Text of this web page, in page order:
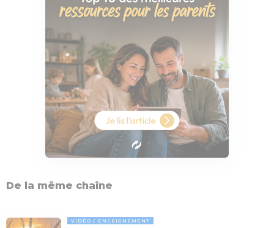
De la même chaîne
VIDÉO ENSEIGNEMENT